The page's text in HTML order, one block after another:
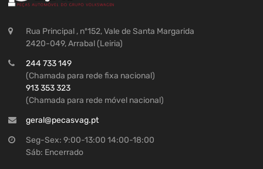
Rua Principal , nº152, Vale de Santa Margarida
2420-049, Arrabal (Leiria)
244 733 149
(Chamada para rede fixa nacional)
913 353 323
(Chamada para rede móvel nacional)
geral@pecasvag.pt
Seg-Sex: 9:00-13:00 14:00-18:00
Sáb: Encerrado